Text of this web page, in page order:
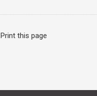
Print this page